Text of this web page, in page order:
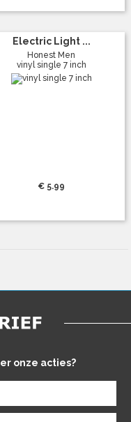
Electric Light ...
Honest Men
vinyl single 7 inch
€ 5.99
onze acties?